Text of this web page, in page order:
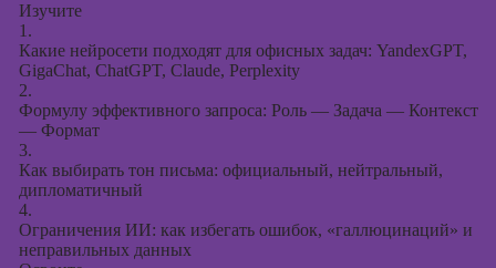
продюсирования
Курсы создания
PowerPoint
Изучите
1.
Какие нейросети подходят для офисных задач: YandexGPT,
GigaChat, ChatGPT, Claude, Perplexity
2.
Формулу эффективного запроса: Роль — Задача — Контекст
— Формат
3.
Как выбирать тон письма: официальный, нейтральный,
дипломатичный
4.
Ограничения ИИ: как избегать ошибок, «галлюцинаций» и
неправильных данных